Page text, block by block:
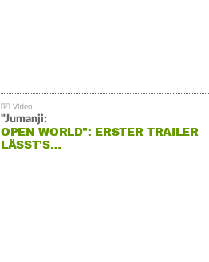
"Jumanji:
OPEN WORLD": ERSTER TRAILER
LÄSST'S…